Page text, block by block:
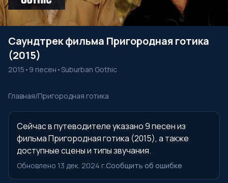
Саундтрек фильма Пригородная готика
(2015)
2015 • 9 песен •Suburban Gothic
Главная/Пригородная готика
Сейчас в путеводителе указано 9 песен из
фильма Пригородная готика (2015), а также
доступные сцены и типы звучания.
Обновлено 13 дек. 2024 г.Сообщить об ошибке